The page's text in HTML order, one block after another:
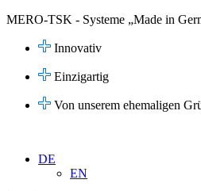
Zum
springen
MERO-TSK - Systeme „Made in
Innovativ
Einzigartig
Von unserem ehemaligen
DE
EN